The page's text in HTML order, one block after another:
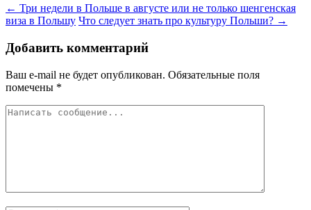
← Три недели в Польше в августе или не только шенгенская
виза в Польшу Что следует знать про культуру Польши? →
Добавить комментарий
Ваш e-mail не будет опубликован. Обязательные поля
помечены *